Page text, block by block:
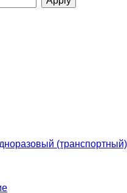
(транспортный)